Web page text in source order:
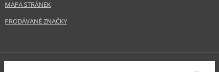
MAPA STRÁNEK
PRODÁVANÉ ZNAČKY